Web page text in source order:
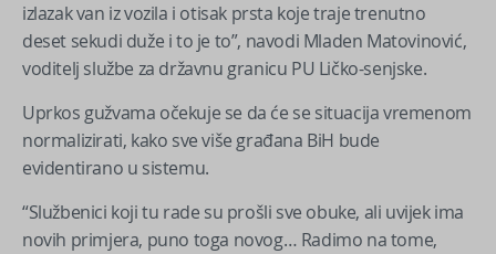
izlazak van iz vozila i otisak prsta koje traje trenutno
deset sekudi duže i to je to”, navodi Mladen Matovinović,
voditelj službe za državnu granicu PU Ličko-senjske.
Uprkos gužvama očekuje se da će se situacija vremenom
normalizirati, kako sve više građana BiH bude
evidentirano u sistemu.
“Službenici koji tu rade su prošli sve obuke, ali uvijek ima
novih primjera, puno toga novog… Radimo na tome,